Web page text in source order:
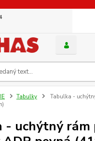
Tabulky
Tabulka -
- uchýtný rám